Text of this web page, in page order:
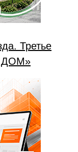
Третье
ДОМ»